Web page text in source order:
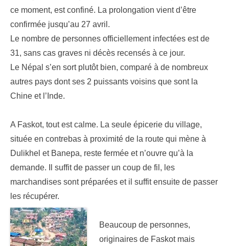
ce moment, est confiné. La prolongation vient d’être
confirmée jusqu’au 27 avril.
Le nombre de personnes officiellement infectées est de
31, sans cas graves ni décès recensés à ce jour.
Le Népal s’en sort plutôt bien, comparé à de nombreux
autres pays dont ses 2 puissants voisins que sont la
Chine et l’Inde.
A Faskot, tout est calme. La seule épicerie du village,
située en contrebas à proximité de la route qui mène à
Dulikhel et Banepa, reste fermée et n’ouvre qu’à la
demande. Il suffit de passer un coup de fil, les
marchandises sont préparées et il suffit ensuite de passer
les récupérer.
Beaucoup de personnes,
originaires de Faskot mais